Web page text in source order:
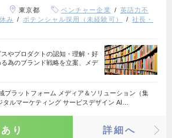
東京都 ベンチャー企業
英語力不
み ポテンシャル採用（未経験可）
社長・
やプロダクトの認知・理解・好
為のブランド戦略を立案、メデ
プラットフォーム メディア＆ソリューション（集
ルマーケティング サービスデザイン AI…
り 詳細へ